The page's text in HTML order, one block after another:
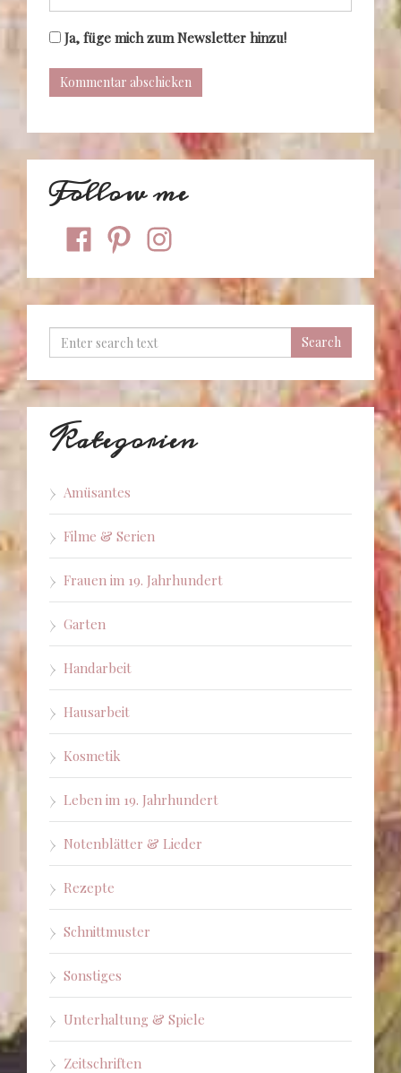
Ja, füge mich zum Newsletter hinzu!
Follow me
facebookpinterestinstagram
Kategorien
Amüsantes
Filme & Serien
Frauen im 19. Jahrhundert
Garten
Handarbeit
Hausarbeit
Kosmetik
Leben im 19. Jahrhundert
Notenblätter & Lieder
Rezepte
Schnittmuster
Sonstiges
Unterhaltung & Spiele
Zeitschriften